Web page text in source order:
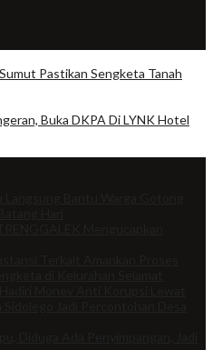
Pastikan Sengketa Tanah
Buka DKPA Di LYNK Hotel